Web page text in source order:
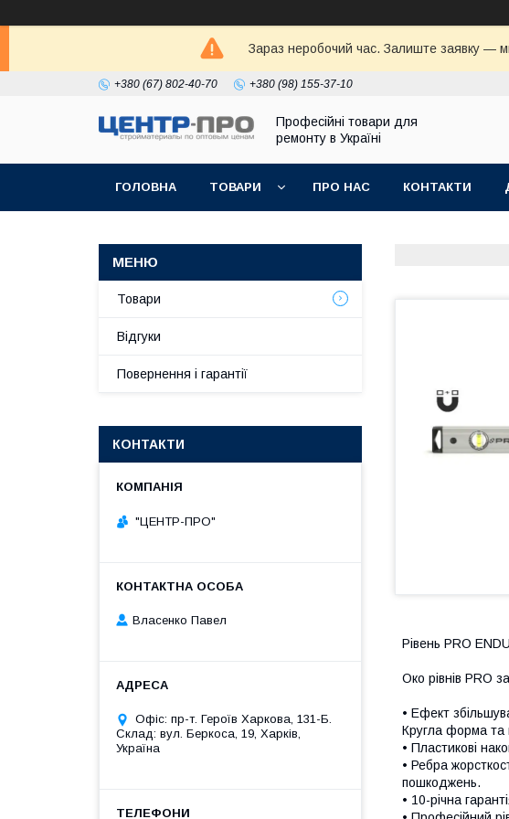
Зараз неробочий час. Залиште заявку —
+380 (67) 802-40-70 +380 (98) 155-37-10
Професійні товари для
ремонту в Україні
ГОЛОВНА ТОВАРИ ПРО НАС КОНТАКТИ
Рівень PRO
Око рівнів PRO
• Ефект
Кругла форма та
• Пластикові
• Ребра
пошкоджень.
• 10-річна
Товари
Відгуки
Повернення і гарантії
КОНТАКТИ
"ЦЕНТР-ПРО"
Власенко Павел
Офіс: пр-т. Героїв Харкова, 131-Б.
Склад: вул. Беркоса, 19, Харків,
Україна